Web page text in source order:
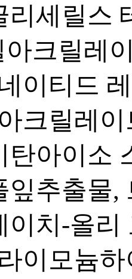
리세릴스
아크릴레
이티드
크릴레
탄아이소
잎추출물,
이치-올
이모늄